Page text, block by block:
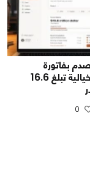
بفاتورة
Claude خيالية تبلغ 16.6
0